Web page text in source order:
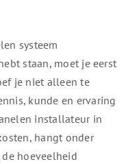
systeem
staan, moet je eerst
je niet alleen te
kunde en ervaring
installateur in
hangt onder
hoeveelheid